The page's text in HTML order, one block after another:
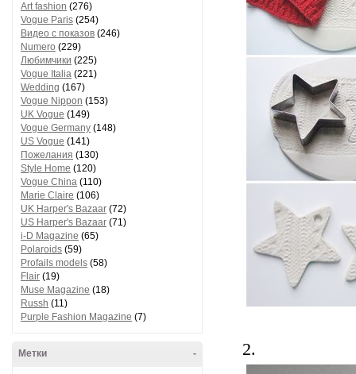
Art fashion (276)
Vogue Paris (254)
Видео с показов (246)
Numero (229)
Любимчики (225)
Vogue Italia (221)
Wedding (167)
Vogue Nippon (153)
UK Vogue (149)
Vogue Germany (148)
US Vogue (141)
Пожелания (130)
Style Home (120)
Vogue China (110)
Marie Claire (106)
UK Harper's Bazaar (72)
US Harper's Bazaar (71)
i-D Magazine (65)
Polaroids (59)
Profails models (58)
Flair (19)
Muse Magazine (18)
Russh (11)
Purple Fashion Magazine (7)
-
Метки 2.